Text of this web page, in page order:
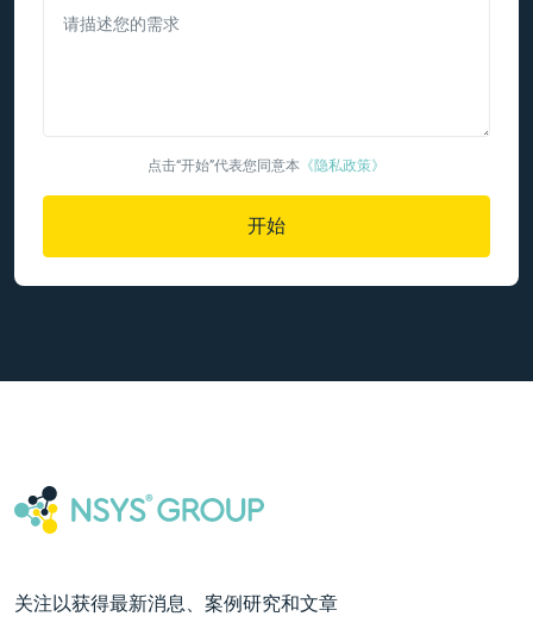
请描述您的需求
点击“开始”代表您同意本 《隐私政策》
开始
关注以获得最新消息、案例研究和文章